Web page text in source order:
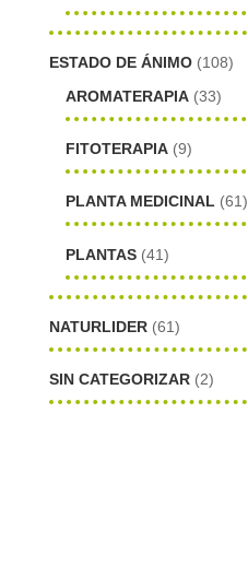
ESTADO DE ÁNIMO (108)
AROMATERAPIA (33)
FITOTERAPIA (9)
PLANTA MEDICINAL (61)
PLANTAS (41)
NATURLIDER (61)
SIN CATEGORIZAR (2)